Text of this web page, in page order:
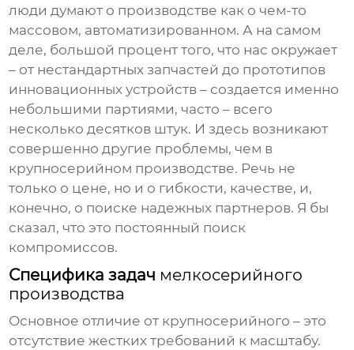
люди думают о производстве как о чем-то
массовом, автоматизированном. А на самом
деле, большой процент того, что нас окружает
– от нестандартных запчастей до прототипов
инновационных устройств – создается именно
небольшими партиями, часто – всего
несколько десятков штук. И здесь возникают
совершенно другие проблемы, чем в
крупносерийном производстве. Речь не
только о цене, но и о гибкости, качестве, и,
конечно, о поиске надежных партнеров. Я бы
сказал, что это постоянный поиск
компромиссов.
Специфика задач мелкосерийного
производства
Основное отличие от крупносерийного – это
отсутствие жестких требований к масштабу.